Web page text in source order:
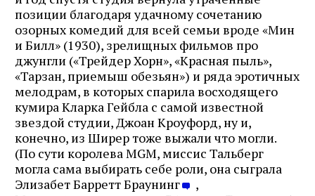
позиции благодаря удачному сочетанию
озорных комедий для всей семьи вроде «Мин
и Билл» (1930), зрелищных фильмов про
джунгли («Трейдер Хорн», «Красная пыль»,
«Тарзан, приемыш обезьян») и ряда эротичных
мелодрам, в которых спарила восходящего
кумира Кларка Гейбла с самой известной
звездой студии, Джоан Кроуфорд, ну и,
конечно, из Ширер тоже выжали что могли.
(По сути королева MGM, миссис Тальберг
могла сама выбирать себе роли, она сыграла
Элизабет Барретт Браунинг
,